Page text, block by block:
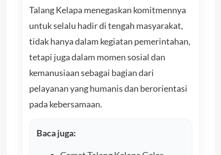
Talang Kelapa menegaskan komitmennya
untuk selalu hadir di tengah masyarakat,
tidak hanya dalam kegiatan pemerintahan,
tetapi juga dalam momen sosial dan
kemanusiaan sebagai bagian dari
pelayanan yang humanis dan berorientasi
pada kebersamaan.
Baca juga: